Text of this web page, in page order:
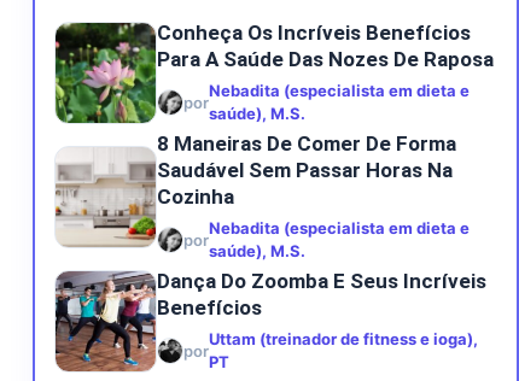
Conheça Os Incríveis Benefícios
Para A Saúde Das Nozes De Raposa
por
Nebadita (especialista em dieta e
saúde), M.S.
8 Maneiras De Comer De Forma
Saudável Sem Passar Horas Na
Cozinha
por
Nebadita (especialista em dieta e
saúde), M.S.
Dança Do Zoomba E Seus Incríveis
Benefícios
por
Uttam (treinador de fitness e ioga),
PT